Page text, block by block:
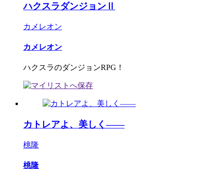
ハクスラダンジョンⅡ
カメレオン
カメレオン
ハクスラのダンジョンRPG！
カトレアよ、美しく――
桃隆
桃隆